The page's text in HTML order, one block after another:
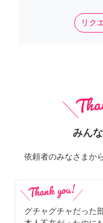
リク
みん
依頼者のみなさまか
グチャグチャだった